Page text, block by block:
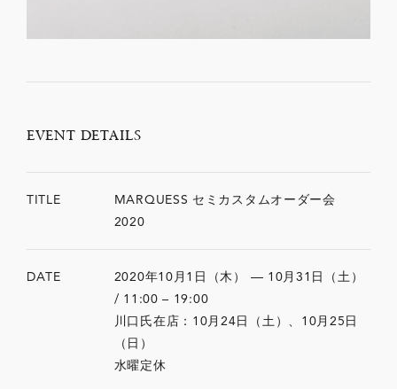
EVENT DETAILS
TITLE
MARQUESS セミカスタムオーダー会
2020
DATE
2020年10月1日（木） — 10月31日（土）
/ 11:00 – 19:00
川口氏在店：10月24日（土）、10月25日
（日）
水曜定休